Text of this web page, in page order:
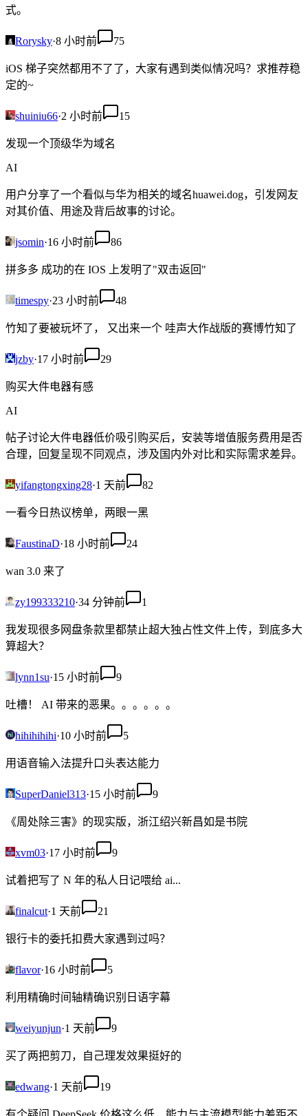
式。
Rorysky·8 小时前 75
iOS 梯子突然都用不了了，大家有遇到类似情况吗？求推荐稳
定的~
shuiniu66·2 小时前 15
发现一个顶级华为域名
AI
用户分享了一个看似与华为相关的域名huawei.dog，引发网友
对其价值、用途及背后故事的讨论。
jsomin·16 小时前 86
拼多多 成功的在 IOS 上发明了"双击返回"
timespy·23 小时前 48
竹知了要被玩坏了， 又出来一个 哇声大作战版的赛博竹知了
jzby·17 小时前 29
购买大件电器有感
AI
帖子讨论大件电器低价吸引购买后，安装等增值服务费用是否
合理，回复呈现不同观点，涉及国内外对比和实际需求差异。
yifangtongxing28·1 天前 82
一看今日热议榜单，两眼一黑
FaustinaD·18 小时前 24
wan 3.0 来了
zy199333210·34 分钟前 1
我发现很多网盘条款里都禁止超大独占性文件上传，到底多大
算超大？
lynn1su·15 小时前 9
吐槽！ AI 带来的恶果。。。。。。
hihihihihi·10 小时前 5
用语音输入法提升口头表达能力
SuperDaniel313·15 小时前 9
《周处除三害》的现实版，浙江绍兴新昌如是书院
xvm03·17 小时前 9
试着把写了 N 年的私人日记喂给 ai...
finalcut·1 天前 21
银行卡的委托扣费大家遇到过吗？
flavor·16 小时前 5
利用精确时间轴精确识别日语字幕
weiyunjun·1 天前 9
买了两把剪刀，自己理发效果挺好的
edwang·1 天前 19